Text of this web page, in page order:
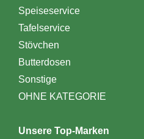
Speiseservice
Tafelservice
Stövchen
Butterdosen
Sonstige
OHNE KATEGORIE
Unsere Top-Marken